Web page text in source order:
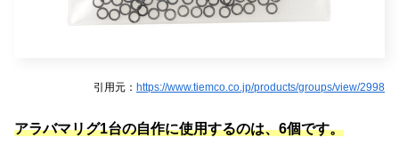
引用元： https://www.tiemco.co.jp/products/groups/view/2998
アラバマリグ1台の自作に使用するのは、6個です。